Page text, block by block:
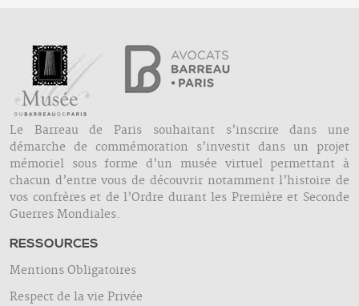
Le Barreau de Paris souhaitant s’inscrire dans une
démarche de commémoration s’investit dans un projet
mémoriel sous forme d’un musée virtuel permettant à
chacun d’entre vous de découvrir notamment l’histoire de
vos confrères et de l’Ordre durant les Première et Seconde
Guerres Mondiales.
RESSOURCES
Mentions Obligatoires
Respect de la vie Privée